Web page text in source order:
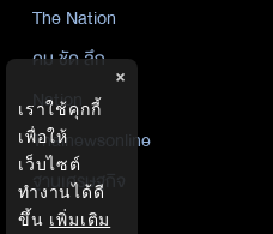
The Nation
คม ชัด ลึก
Nation
Thainewsonline
ฐานเศรษฐกิจ
×
เราใช้คุกกี้
เพื่อให้
เว็บไซต์
ทำงานได้ดี
ขึ้น เพิ่มเติม